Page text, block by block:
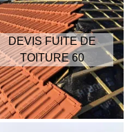
DEVIS FUITE DE
TOITURE 60